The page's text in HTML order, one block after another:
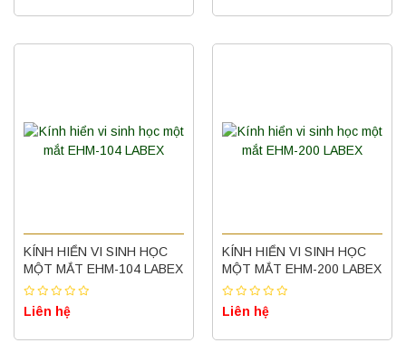
KÍNH HIỂN VI SINH HỌC
MỘT MẮT EHM-104 LABEX
Liên hệ
KÍNH HIỂN VI SINH HỌC
MỘT MẮT EHM-200 LABEX
Liên hệ